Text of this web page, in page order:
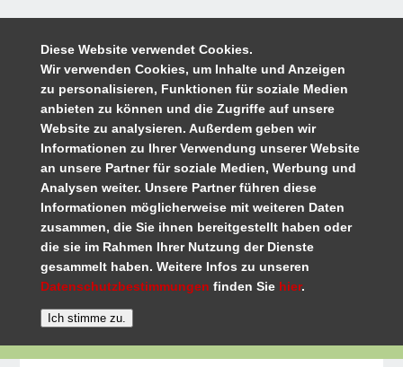
Diese Website verwendet Cookies.
Wir verwenden Cookies, um Inhalte und Anzeigen
zu personalisieren, Funktionen für soziale Medien
anbieten zu können und die Zugriffe auf unsere
Website zu analysieren. Außerdem geben wir
Informationen zu Ihrer Verwendung unserer Website
an unsere Partner für soziale Medien, Werbung und
Analysen weiter. Unsere Partner führen diese
Informationen möglicherweise mit weiteren Daten
zusammen, die Sie ihnen bereitgestellt haben oder
die sie im Rahmen Ihrer Nutzung der Dienste
gesammelt haben. Weitere Infos zu unseren
Datenschutzbestimmungen finden Sie hier.